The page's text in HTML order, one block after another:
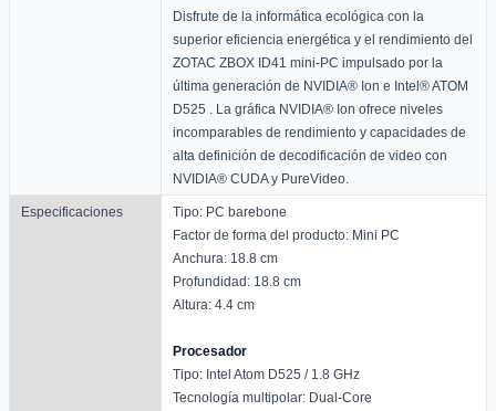
Disfrute de la informática ecológica con la
superior eficiencia energética y el rendimiento del
ZOTAC ZBOX ID41 mini-PC impulsado por la
última generación de NVIDIA® Ion e Intel® ATOM
D525 . La gráfica NVIDIA® Ion ofrece niveles
incomparables de rendimiento y capacidades de
alta definición de decodificación de video con
NVIDIA® CUDA y PureVideo.
Especificaciones
Tipo: PC barebone
Factor de forma del producto: Mini PC
Anchura: 18.8 cm
Profundidad: 18.8 cm
Altura: 4.4 cm
Procesador
Tipo: Intel Atom D525 / 1.8 GHz
Tecnología multipolar: Dual-Core